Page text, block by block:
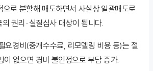
으로 분할해 매도하면서 사실상 일괄매도로
권리·실질심사 대상이 됩니다.
요경비(중개수수료, 리모델링 비용 등)는 절
이 없으면 경비 불인정으로 부담 증가.